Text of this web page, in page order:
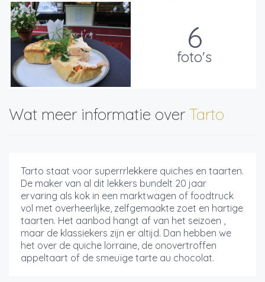
6
foto's
Wat meer informatie over Tarto
Tarto staat voor superrrlekkere quiches en taarten.
De maker van al dit lekkers bundelt 20 jaar
ervaring als kok in een marktwagen of foodtruck
vol met overheerlijke, zelfgemaakte zoet en hartige
taarten. Het aanbod hangt af van het seizoen ,
maar de klassiekers zijn er altijd. Dan hebben we
het over de quiche lorraine, de onovertroffen
appeltaart of de smeuïge tarte au chocolat.